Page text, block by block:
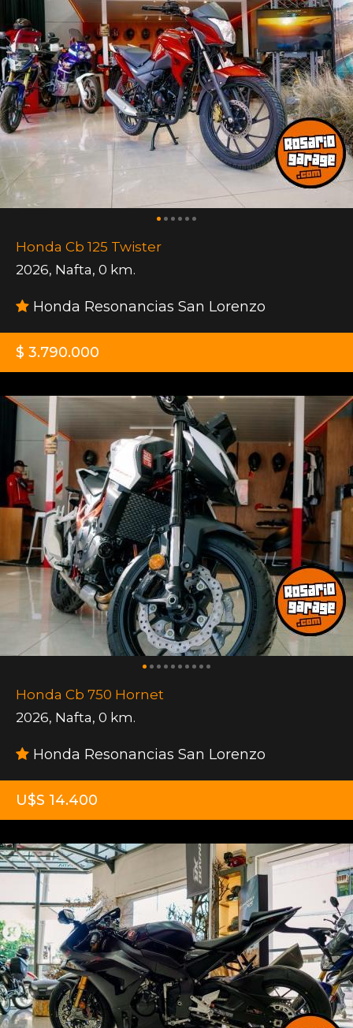
Honda Cb 125 Twister
2026, Nafta, 0 km.
Honda Resonancias San Lorenzo
$ 3.790.000
Honda Cb 750 Hornet
2026, Nafta, 0 km.
Honda Resonancias San Lorenzo
U$S 14.400